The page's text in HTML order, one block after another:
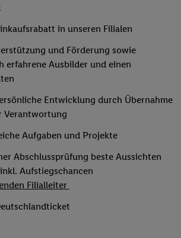
in unseren Filialen
und Förderung sowie
erfahrene Ausbilder und einen
Entwicklung durch Übernahme
Verantwortung
Aufgaben und Projekte
Abschlussprüfung beste Aussichten
Aufstiegschancen
Filialleiter